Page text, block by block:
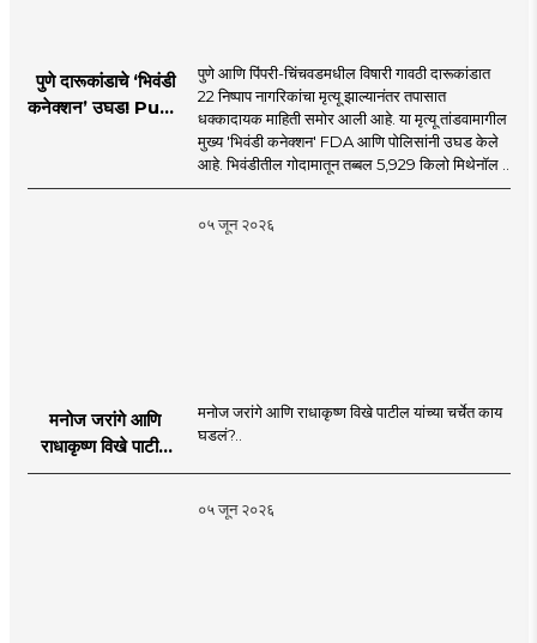
पुणे दारूकांडाचे ‘भिवंडी
कनेक्शन’ उघड! Pune
पुणे आणि पिंपरी-चिंचवडमधील विषारी गावठी दारूकांडात
22 निष्पाप नागरिकांचा मृत्यू झाल्यानंतर तपासात
धक्कादायक माहिती समोर आली आहे. या मृत्यू तांडवामागील
मुख्य 'भिवंडी कनेक्शन' FDA आणि पोलिसांनी उघड केले
आहे. भिवंडीतील गोदामातून तब्बल 5,929 किलो मिथेनॉल ..
०५ जून २०२६
मनोज जरांगे आणि
राधाकृष्ण विखे पाटील
यांच्या चर्चेत काय घडलं?
मनोज जरांगे आणि राधाकृष्ण विखे पाटील यांच्या चर्चेत काय
घडलं?..
०५ जून २०२६